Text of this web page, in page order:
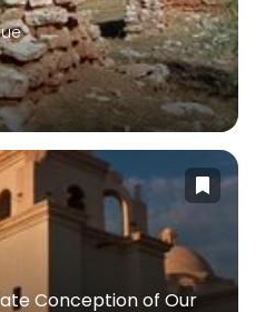
Conception of Our